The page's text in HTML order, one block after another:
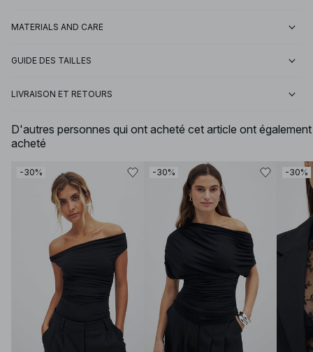
MATERIALS AND CARE
GUIDE DES TAILLES
LIVRAISON ET RETOURS
D'autres personnes qui ont acheté cet article ont également
acheté
-30% -30% -30%